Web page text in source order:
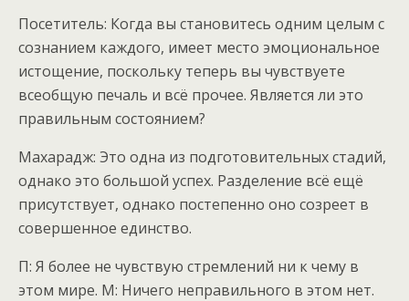
Посетитель: Когда вы становитесь одним целым с
сознанием каждого, имеет место эмоциональное
истощение, поскольку теперь вы чувствуете
всеобщую печаль и всё прочее. Является ли это
правильным состоянием?
Махарадж: Это одна из подготовительных стадий,
однако это большой успех. Разделение всё ещё
присутствует, однако постепенно оно созреет в
совершенное единство.
П: Я более не чувствую стремлений ни к чему в
этом мире. М: Ничего неправильного в этом нет.